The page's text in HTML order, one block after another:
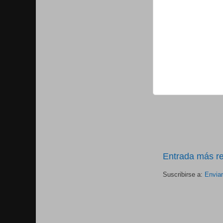
Entrada más
Suscribirse a: